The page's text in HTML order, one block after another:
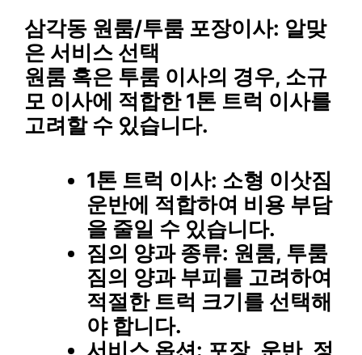
삼각동 원룸/투룸 포장이사: 알맞
은 서비스 선택
원룸 혹은 투룸 이사의 경우, 소규
모 이사에 적합한 1톤 트럭 이사를
고려할 수 있습니다.
1톤 트럭 이사: 소형 이삿짐
운반에 적합하여 비용 부담
을 줄일 수 있습니다.
짐의 양과 종류: 원룸, 투룸
짐의 양과 부피를 고려하여
적절한 트럭 크기를 선택해
야 합니다.